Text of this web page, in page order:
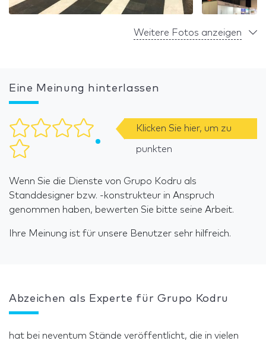
Weitere Fotos anzeigen
Eine Meinung hinterlassen
Klicken Sie hier, um zu
punkten
Wenn Sie die Dienste von Grupo Kodru als
Standdesigner bzw. -konstrukteur in Anspruch
genommen haben, bewerten Sie bitte seine Arbeit.
Ihre Meinung ist für unsere Benutzer sehr hilfreich.
Abzeichen als Experte für Grupo Kodru
hat bei neventum Stände veröffentlicht, die in vielen